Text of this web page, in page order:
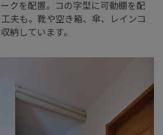
クを配置。コの字型に可動棚を配
夫も。靴や空き箱、傘、レインコ
納しています。